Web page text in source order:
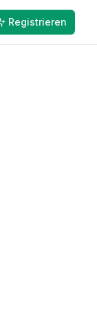
Registrieren